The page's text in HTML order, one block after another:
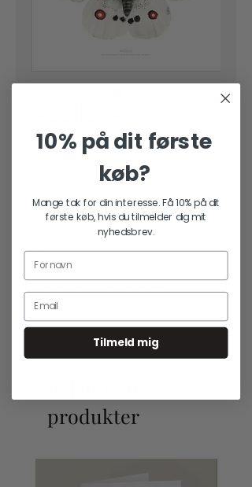
kunsttryk
Pris
Tilføj til kurv
42,0 x 59,4 cm. Printet på 308 gsm
certificeret Hahnemühle
kunstpapir i arkivkvalitet.
produkter
10% på dit første
køb?
Mange tak for din interesse. Få 10% på dit
første køb, hvis du tilmelder dig mit
nyhedsbrev.
Tilmeld mig